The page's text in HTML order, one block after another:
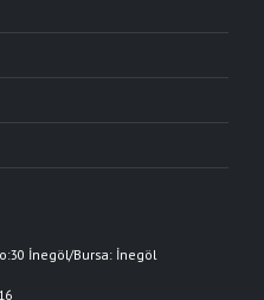
İnegöl/Bursa: İnegöl